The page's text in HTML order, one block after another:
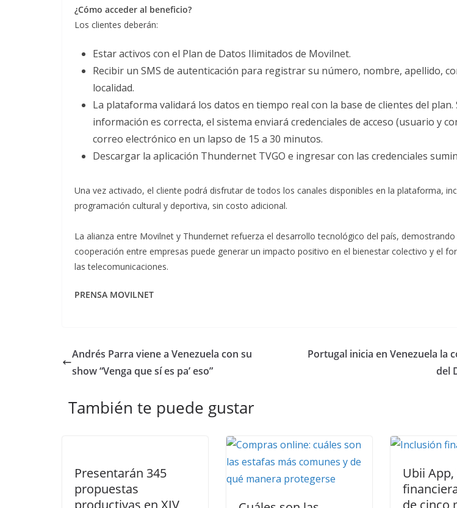
¿Cómo acceder al beneficio?
Los clientes deberán:
Estar activos con el Plan de Datos Ilimitados de Movilnet.
Recibir un SMS de autenticación para registrar su número, nombre, apellido,
localidad.
La plataforma validará los datos en tiempo real con la base de clientes del plan.
información es correcta, el sistema enviará credenciales de acceso (usuario y
correo electrónico en un lapso de 15 a 30 minutos.
Descargar la aplicación Thundernet TVGO e ingresar con las credenciales
Una vez activado, el cliente podrá disfrutar de todos los canales disponibles en la plataforma,
programación cultural y deportiva, sin costo adicional.
La alianza entre Movilnet y Thundernet refuerza el desarrollo tecnológico del país, demostrando
cooperación entre empresas puede generar un impacto positivo en el bienestar colectivo y el
las telecomunicaciones.
PRENSA MOVILNET
Andrés Parra viene a Venezuela con su
show “Venga que sí es pa’ eso”
Portugal inicia en Venezuela la
del
También te puede gustar
Presentarán 345
propuestas
productivas en XIV
Ubii
de cinco